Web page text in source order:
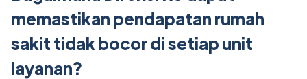
memastikan pendapatan rumah
sakit tidak bocor di setiap unit
layanan?